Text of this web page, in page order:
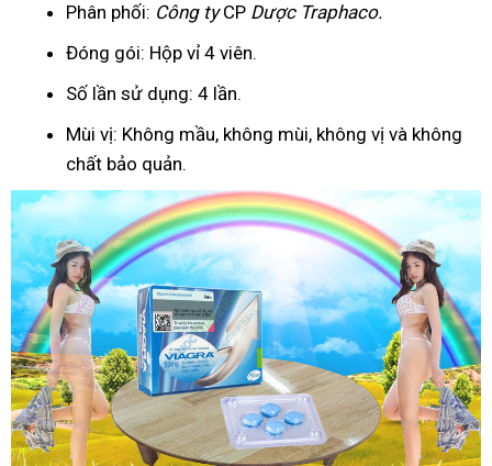
Phân phối: Công tyCP Dược Traphaco.
Đóng gói: Hộp vỉ 4 viên.
Số lần sử dụng: 4 lần.
Mùi vị: Không mầu, không mùi, không vị và không
chất bảo quản.